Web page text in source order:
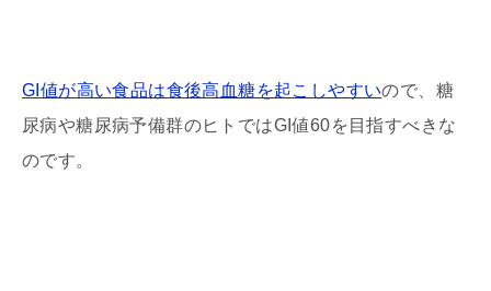
GI値が高い食品は食後高血糖を起こしやすいので、糖
尿病や糖尿病予備群のヒトではGI値60を目指すべきな
のです。